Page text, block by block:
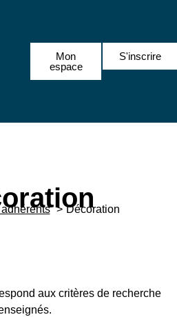
Mon
espace
S'inscrire
Décoration
aux critères de recherche